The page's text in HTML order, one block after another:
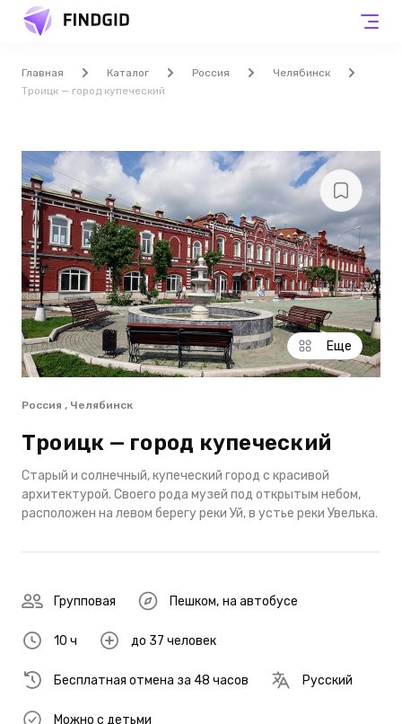
Главная Каталог Россия
Челябинск
Троицк — город купеческий
Еще
Россия , Челябинск
Троицк — город купеческий
Старый и солнечный, купеческий город с красивой
архитектурой. Своего рода музей под открытым небом,
расположен на левом берегу реки Уй, в устье реки Увелька.
Групповая Пешком, на автобусе
10 ч до 37 человек
Бесплатная отмена за 48 часов Русский
Можно с детьми